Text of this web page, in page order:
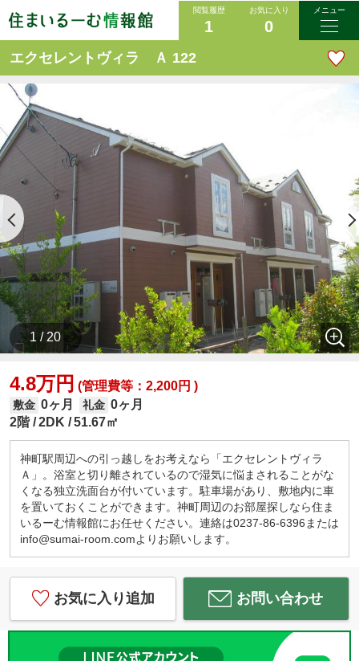
閲覧履歴
1
お気に入り
0
メニュー
エクセレントヴィラ Ａ 122
1 / 20
4.8万円 (管理費等：2,200円 )
敷金 0ヶ月 礼金 0ヶ月
2階 2DK 51.67㎡
神町駅周辺への引っ越しをお考えなら「エクセレントヴィラ
Ａ」。浴室と切り離されているので湿気に悩まされることがな
くなる独立洗面台が付いています。駐車場があり、敷地内に車
を置いておくことができます。神町周辺のお部屋探しなら住ま
いるーむ情報館にお任せください。連絡は0237-86-6396または
info@sumai-room.comよりお願いします。
お気に入り追加 お問い合わせ